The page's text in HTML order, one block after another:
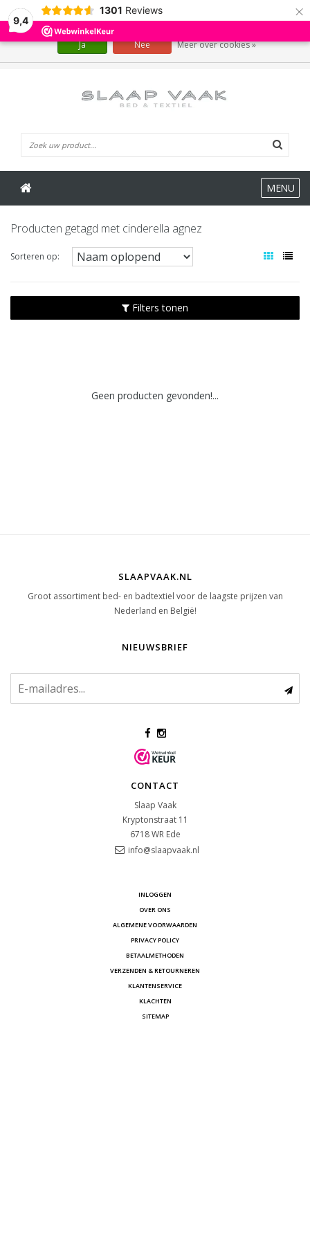
9,4
1301 Reviews ×
MENU
Producten getagd met cinderella agnez
Sorteren op:
Filters tonen
Geen producten gevonden!...
SLAAPVAAK.NL
Groot assortiment bed- en badtextiel voor de laagste prijzen van
Nederland en België!
NIEUWSBRIEF
CONTACT
Slaap Vaak
Kryptonstraat 11
6718 WR Ede
info@slaapvaak.nl
INLOGGEN
OVER ONS
ALGEMENE VOORWAARDEN
PRIVACY POLICY
BETAALMETHODEN
VERZENDEN & RETOURNEREN
KLANTENSERVICE
KLACHTEN
SITEMAP
Wij slaan cookies op om onze website te verbeteren. Is dat akkoord?
Ja Nee Meer over cookies »